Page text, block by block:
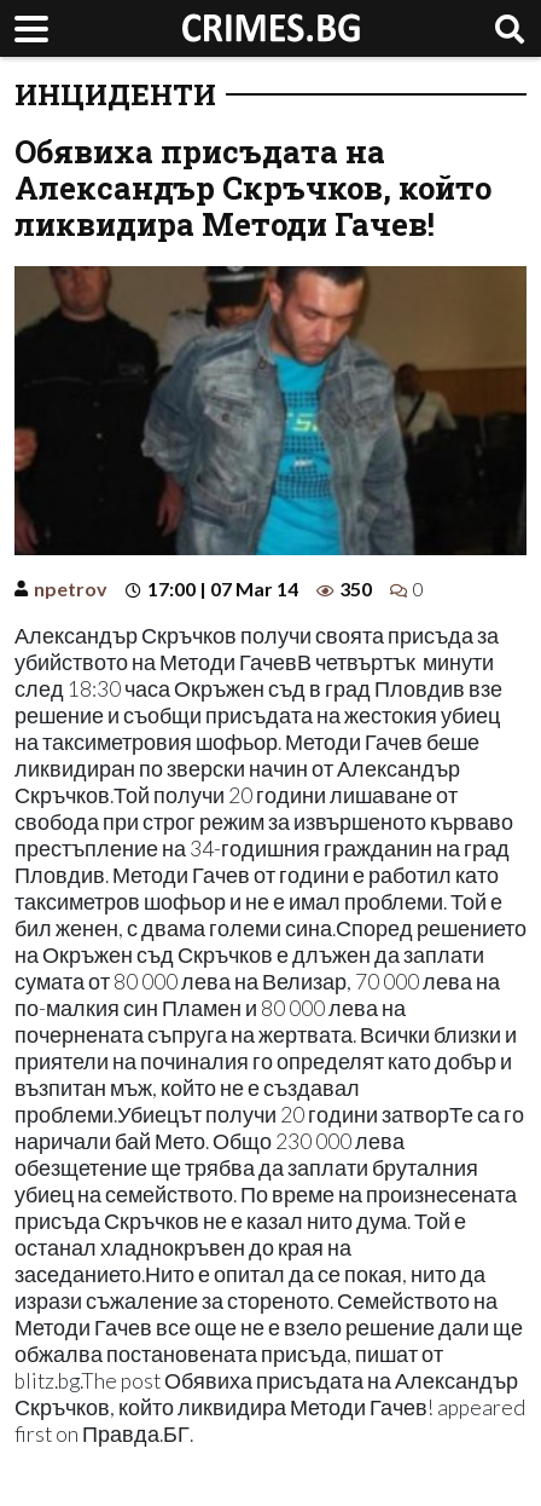
ИНЦИДЕНТИ
Обявиха присъдата на
Александър Скръчков, който
ликвидира Методи Гачев!
npetrov 17:00 | 07 Mar 14 350 0
Александър Скръчков получи своята присъда за
убийството на Методи ГачевВ четвъртък минути
след 18:30 часа Окръжен съд в град Пловдив взе
решение и съобщи присъдата на жестокия убиец
на таксиметровия шофьор. Методи Гачев беше
ликвидиран по зверски начин от Александър
Скръчков.Той получи 20 години лишаване от
свобода при строг режим за извършеното кърваво
престъпление на 34-годишния гражданин на град
Пловдив. Методи Гачев от години е работил като
таксиметров шофьор и не е имал проблеми. Той е
бил женен, с двама големи сина.Според решението
на Окръжен съд Скръчков е длъжен да заплати
сумата от 80 000 лева на Велизар, 70 000 лева на
по-малкия син Пламен и 80 000 лева на
почернената съпруга на жертвата. Всички близки и
приятели на починалия го определят като добър и
възпитан мъж, който не е създавал
проблеми.Убиецът получи 20 години затворТе са го
наричали бай Мето. Общо 230 000 лева
обезщетение ще трябва да заплати бруталния
убиец на семейството. По време на произнесената
присъда Скръчков не е казал нито дума. Той е
останал хладнокръвен до края на
заседанието.Нито е опитал да се покая, нито да
изрази съжаление за стореното. Семейството на
Методи Гачев все още не е взело решение дали ще
обжалва постановената присъда, пишат от
blitz.bg.The post Обявиха присъдата на Александър
Скръчков, който ликвидира Методи Гачев! appeared
first on Правда.БГ.